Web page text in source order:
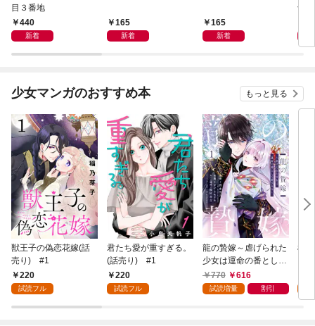
目３番地
440
新着
165
新着
165
新着
切】
少女マンガのおすすめ本 もっと見る
獣王子の偽恋花嫁(話
売り) #1
220
試読フル
君たち愛が重すぎる。
(話売り) #1
220
試読フル
龍の贄嫁～虐げられた
少女は運命の番として
愛される～ 1巻
770 616
試読増量 割引
桜